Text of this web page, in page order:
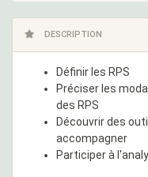
DESCRIPTION
Définir les RPS
Préciser les
des RPS
Découvrir des
accompagner
Participer à